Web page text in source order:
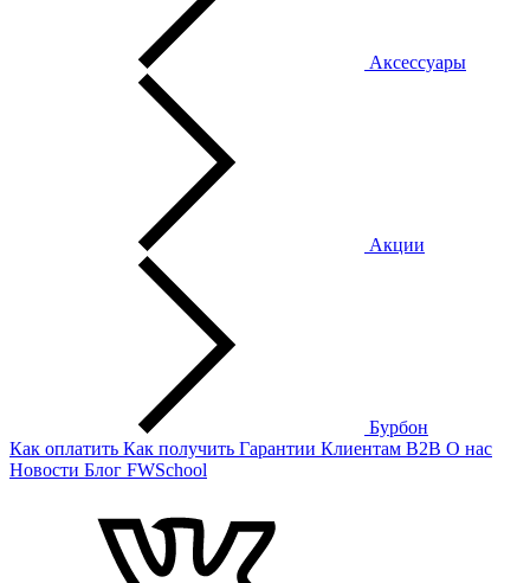
Аксессуары
Акции
Бурбон
Как оплатить Как получить Гарантии Клиентам B2B О нас
Новости Блог FWSchool